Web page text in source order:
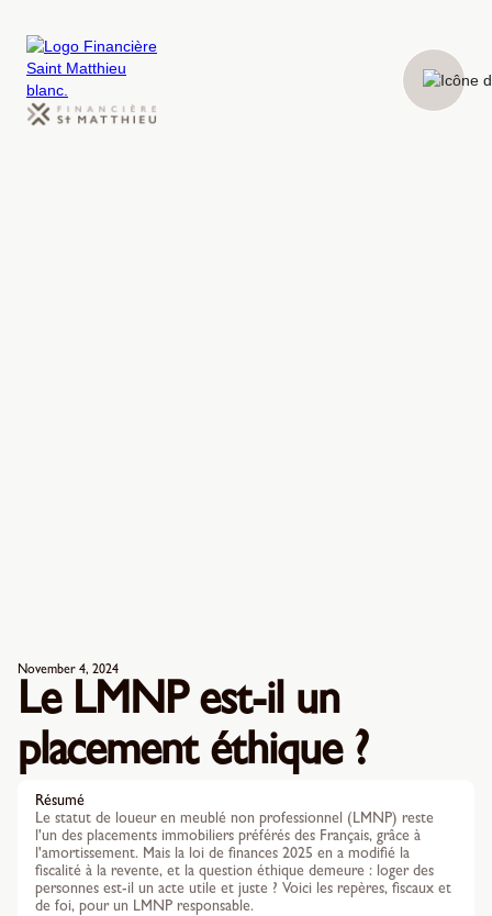
November 4, 2024
Le LMNP est-il un
placement éthique ?
Résumé
Le statut de loueur en meublé non professionnel (LMNP) reste
l'un des placements immobiliers préférés des Français, grâce à
l'amortissement. Mais la loi de finances 2025 en a modifié la
fiscalité à la revente, et la question éthique demeure : loger des
personnes est-il un acte utile et juste ? Voici les repères, fiscaux et
de foi, pour un LMNP responsable.